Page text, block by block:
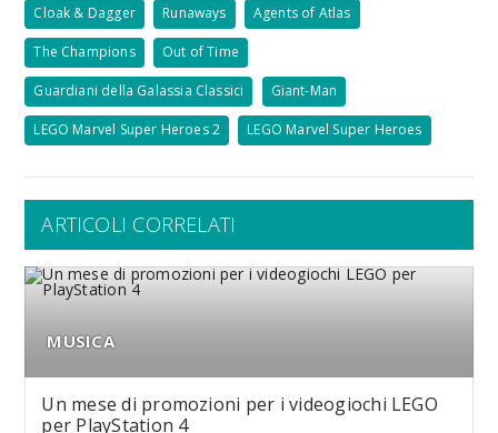
Cloak & Dagger Runaways Agents of Atlas
The Champions Out of Time
Guardiani della Galassia Classici Giant-Man
LEGO Marvel Super Heroes 2 LEGO Marvel Super Heroes
ARTICOLI CORRELATI
MUSICA
Un mese di promozioni per i videogiochi LEGO
per PlayStation 4